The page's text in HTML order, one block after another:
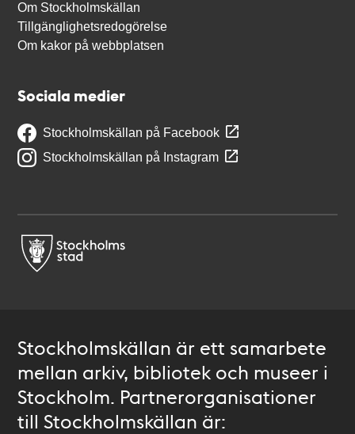
Om Stockholmskällan
Tillgänglighetsredogörelse
Om kakor på webbplatsen
Sociala medier
Stockholmskällan på Facebook
Stockholmskällan på Instagram
Stockholmskällan är ett samarbete
mellan arkiv, bibliotek och museer i
Stockholm. Partnerorganisationer
till Stockholmskällan är: